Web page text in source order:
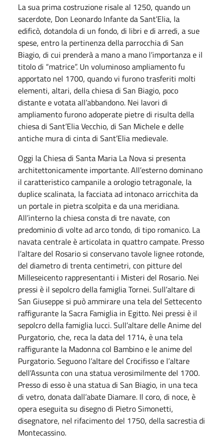
La sua prima costruzione risale al 1250, quando un
sacerdote, Don Leonardo Infante da Sant’Elia, la
edificò, dotandola di un fondo, di libri e di arredi, a sue
spese, entro la pertinenza della parrocchia di San
Biagio, di cui prenderà a mano a mano l’importanza e il
titolo di “matrice”. Un voluminoso ampliamento fu
apportato nel 1700, quando vi furono trasferiti molti
elementi, altari, della chiesa di San Biagio, poco
distante e votata all’abbandono. Nei lavori di
ampliamento furono adoperate pietre di risulta della
chiesa di Sant’Elia Vecchio, di San Michele e delle
antiche mura di cinta di Sant’Elia medievale.
Oggi la Chiesa di Santa Maria La Nova si presenta
architettonicamente importante. All’esterno dominano
il caratteristico campanile a orologio tetragonale, la
duplice scalinata, la facciata ad intonaco arricchita da
un portale in pietra scolpita e da una meridiana.
All’interno la chiesa consta di tre navate, con
predominio di volte ad arco tondo, di tipo romanico. La
navata centrale è articolata in quattro campate. Presso
l’altare del Rosario si conservano tavole lignee rotonde,
del diametro di trenta centimetri, con pitture del
Milleseicento rappresentanti i Misteri del Rosario. Nei
pressi è il sepolcro della famiglia Tornei. Sull’altare di
San Giuseppe si può ammirare una tela del Settecento
raffigurante la Sacra Famiglia in Egitto. Nei pressi è il
sepolcro della famiglia lucci. Sull’altare delle Anime del
Purgatorio, che, reca la data del 1714, è una tela
raffigurante la Madonna col Bambino e le anime del
Purgatorio. Seguono l’altare del Crocifisso e l’altare
dell’Assunta con una statua verosimilmente del 1700.
Presso di esso è una statua di San Biagio, in una teca
di vetro, donata dall’abate Diamare. Il coro, di noce, è
opera eseguita su disegno di Pietro Simonetti,
disegnatore, nel rifacimento del 1750, della sacrestia di
Montecassino.